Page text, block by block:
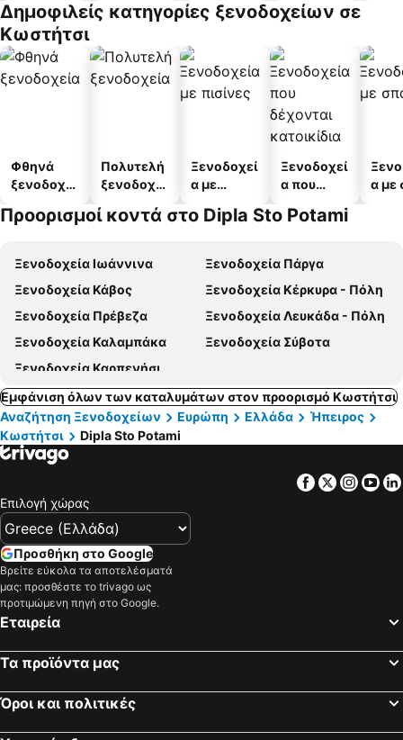
α
Δημοφιλείς κατηγορίες ξενοδοχείων σε
Κωστήτσι
Φθηνά
ξενοδοχεί
Πολυτελή
ξενοδοχεί
Ξενοδοχεί
α με
Ξενοδοχεί
α που
κατοικίδι
α με
Προορισμοί κοντά στο Dipla Sto Potami
Ξενοδοχεία Ιωάννινα
Ξενοδοχεία Πάργα
Ξενοδοχεία Κάβος
Ξενοδοχεία Κέρκυρα - Πόλη
Ξενοδοχεία Πρέβεζα
Ξενοδοχεία Λευκάδα - Πόλη
Ξενοδοχεία Καλαμπάκα
Ξενοδοχεία Σύβοτα
Ξενοδοχεία Καρπενήσι
Εμφάνιση όλων των καταλυμάτων στον προορισμό Κωστήτσι
Αναζήτηση Ξενοδοχείων
Ευρώπη Ελλάδα
Ήπειρος
Κωστήτσι
Dipla Sto Potami
Facebook
Twitter
Επιλογή χώρας
Προσθήκη στο Google
Βρείτε εύκολα τα αποτελέσματά
μας: προσθέστε το trivago ως
προτιμώμενη πηγή στο Google.
Εταιρεία
Τα προϊόντα μας
Όροι και πολιτικές